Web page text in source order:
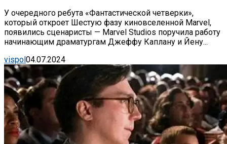
У очередного ребута «Фантастической четверки»,
который откроет Шестую фазу киновселенной Marvel,
появились сценаристы — Marvel Studios поручила работу
начинающим драматургам Джеффу Каплану и Йену...
vispol 04.07.2024